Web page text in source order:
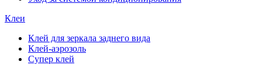
Клеи
Клей для зеркала заднего вида
Клей-аэрозоль
Супер клей